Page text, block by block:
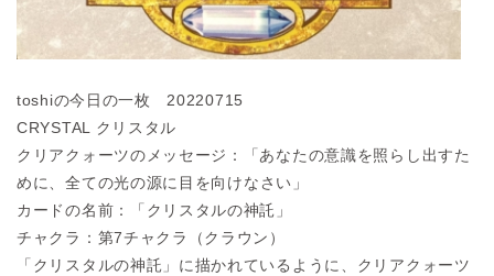
toshiの今日の一枚 20220715
CRYSTAL クリスタル
クリアクォーツのメッセージ：「あなたの意識を照らし出すた
めに、全ての光の源に 目を向けなさい」
カードの名前：「クリスタルの神託」
チャクラ：第7チャクラ（クラウン）
「クリスタルの神託」に描かれているように、クリアクォーツ